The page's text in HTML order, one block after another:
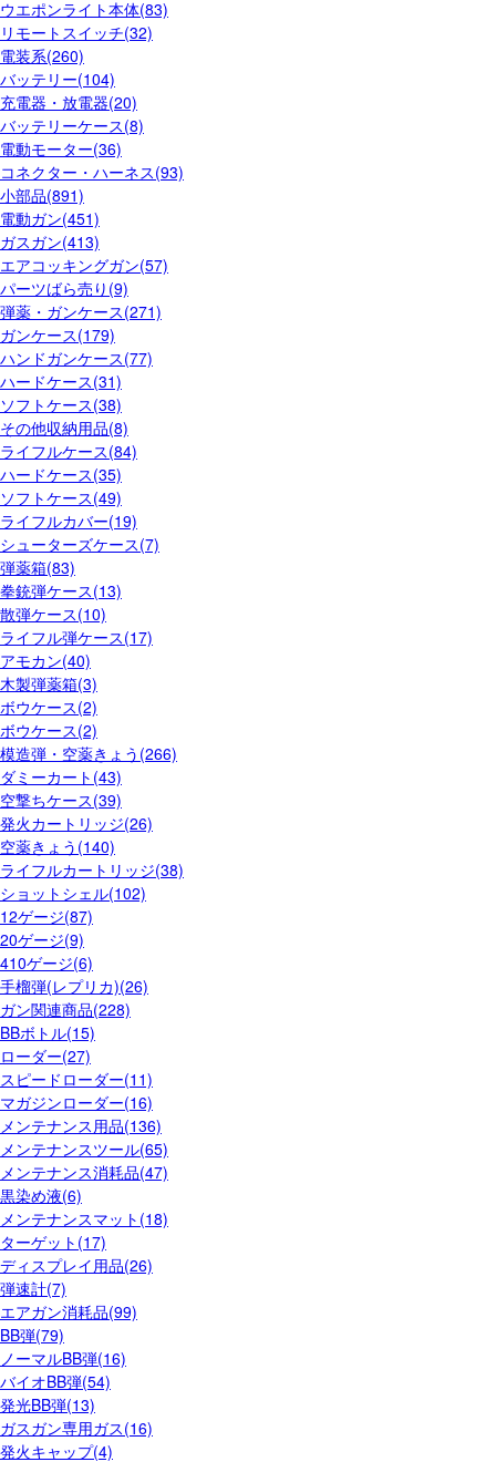
ウエポンライト本体(83)
リモートスイッチ(32)
電装系(260)
バッテリー(104)
充電器・放電器(20)
バッテリーケース(8)
電動モーター(36)
コネクター・ハーネス(93)
小部品(891)
電動ガン(451)
ガスガン(413)
エアコッキングガン(57)
パーツばら売り(9)
弾薬・ガンケース(271)
ガンケース(179)
ハンドガンケース(77)
ハードケース(31)
ソフトケース(38)
その他収納用品(8)
ライフルケース(84)
ハードケース(35)
ソフトケース(49)
ライフルカバー(19)
シューターズケース(7)
弾薬箱(83)
拳銃弾ケース(13)
散弾ケース(10)
ライフル弾ケース(17)
アモカン(40)
木製弾薬箱(3)
ボウケース(2)
ボウケース(2)
模造弾・空薬きょう(266)
ダミーカート(43)
空撃ちケース(39)
発火カートリッジ(26)
空薬きょう(140)
ライフルカートリッジ(38)
ショットシェル(102)
12ゲージ(87)
20ゲージ(9)
410ゲージ(6)
手榴弾(レプリカ)(26)
ガン関連商品(228)
BBボトル(15)
ローダー(27)
スピードローダー(11)
マガジンローダー(16)
メンテナンス用品(136)
メンテナンスツール(65)
メンテナンス消耗品(47)
黒染め液(6)
メンテナンスマット(18)
ターゲット(17)
ディスプレイ用品(26)
弾速計(7)
エアガン消耗品(99)
BB弾(79)
ノーマルBB弾(16)
バイオBB弾(54)
発光BB弾(13)
ガスガン専用ガス(16)
発火キャップ(4)